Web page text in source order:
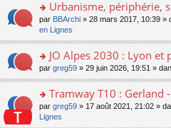
s
ré
c
e
n
le
s
ré
c
nt
g
e
n
o
n
le
u
s
ré
e
s
s
e
n
o
n
le
er
le
m
e
s
s
e
n
o
o
n
s
er
le
m
e
s
s
Urbanisme, périphérie,
par BBArchi » 28 mars 2017, 10:39 »
en Lignes
o
n
ult
er
le
JO Alpes 2030 : Lyon
par greg59 » 29 juin 2026, 19:51 »
o
Tramway T10 : Gerland
par greg59 » 17 août 2021, 21:02 »
Lignes